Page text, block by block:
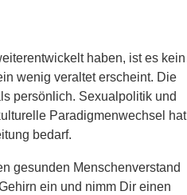
haben, ist es kein
wenig veraltet erscheint. Die
persönlich. Sexualpolitik und
Paradigmenwechsel hat
bedarf.
gesunden Menschenverstand
ein und nimm Dir einen